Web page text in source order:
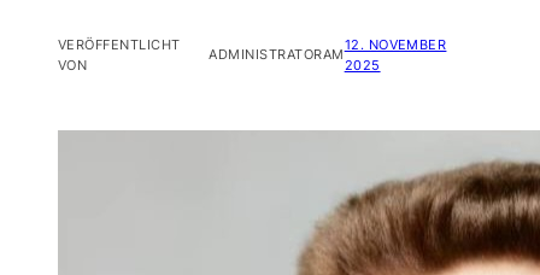
VERÖFFENTLICHT
VON
ADMINISTRATORAM
12. NOVEMBER
2025